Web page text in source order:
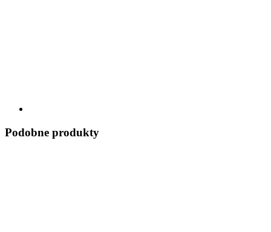
Podobne produkty